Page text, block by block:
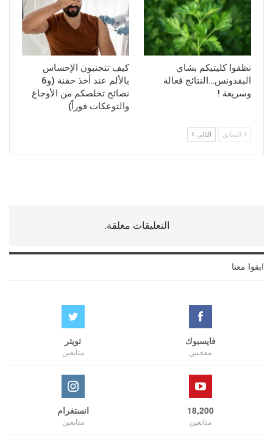
نظفوا كليتيكم بشاي
البقدونس…النتائج فعالة
وسريعة !
كيف تتجنبون الإحساس
بالألم عند أخذ حقنة (و6
نصائح تخلصكم من الأوجاع
والتوعكات فوراً)
السابق التالي
التعليقات مغلقة.
ابقوا معنا
فايسبوك
معجبين
تويتر
متابعين
18,200
متابعين
انستغرام
متابعين